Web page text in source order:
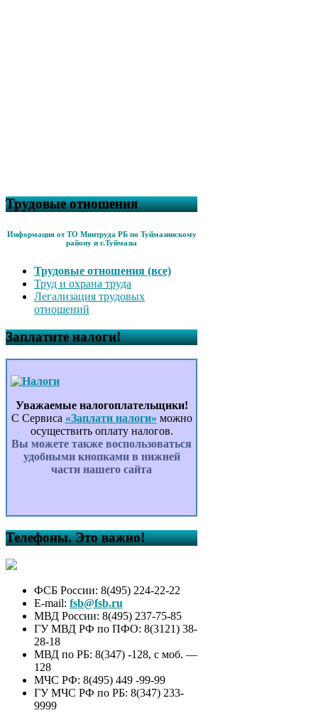
Трудовые отношения
Информация от ТО Минтруда РБ по Туймазинскому
району и г.Туймазы
Трудовые отношения (все)
Труд и охрана труда
Легализация трудовых
отношений
Заплатите налоги!
Уважаемые налогоплательщики!
С Сервиса «Заплати налоги» можно
осуществить оплату налогов.
Вы можете также воспользоваться
удобными кнопками в нижней
части нашего сайта
Телефоны. Это важно!
ФСБ России: 8(495) 224-22-22
E-mail: fsb@fsb.ru
МВД России: 8(495) 237-75-85
ГУ МВД РФ по ПФО: 8(3121) 38-
28-18
МВД по РБ: 8(347) -128, с моб. —
128
МЧС РФ: 8(495) 449 -99-99
ГУ МЧС РФ по РБ: 8(347) 233-
9999